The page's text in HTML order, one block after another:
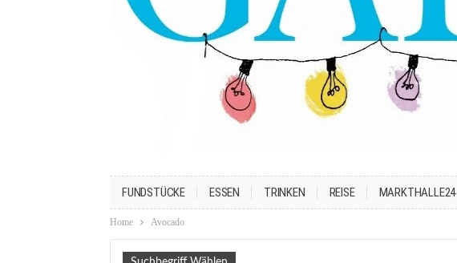
FUNDSTÜCKE ESSEN TRINKEN REISE MARKTHALLE24
Home Avocado